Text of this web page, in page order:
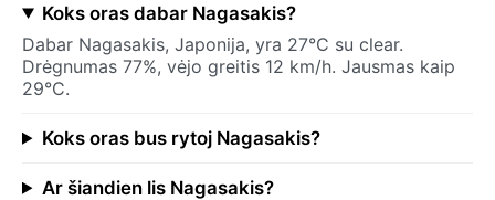
Koks oras dabar Nagasakis?
Dabar Nagasakis, Japonija, yra 27°C su clear.
Drėgnumas 77%, vėjo greitis 12 km/h. Jausmas kaip
29°C.
Koks oras bus rytoj Nagasakis?
Ar šiandien lis Nagasakis?